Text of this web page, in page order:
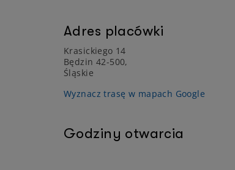
Adres placówki
Krasickiego 14
Będzin 42-500,
Śląskie
Wyznacz trasę w mapach Google
Godziny otwarcia